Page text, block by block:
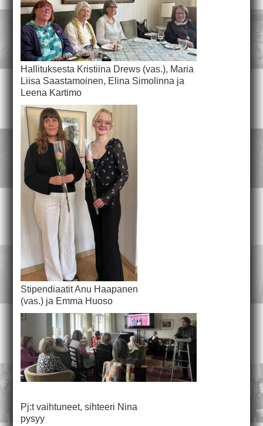
Hallituksesta Kristiina Drews (vas.), Maria
Liisa Saastamoinen, Elina Simolinna ja
Leena Kartimo
Stipendiaatit Anu Haapanen
(vas.) ja Emma Huoso
Pj:t vaihtuneet, sihteeri Nina
pysyy